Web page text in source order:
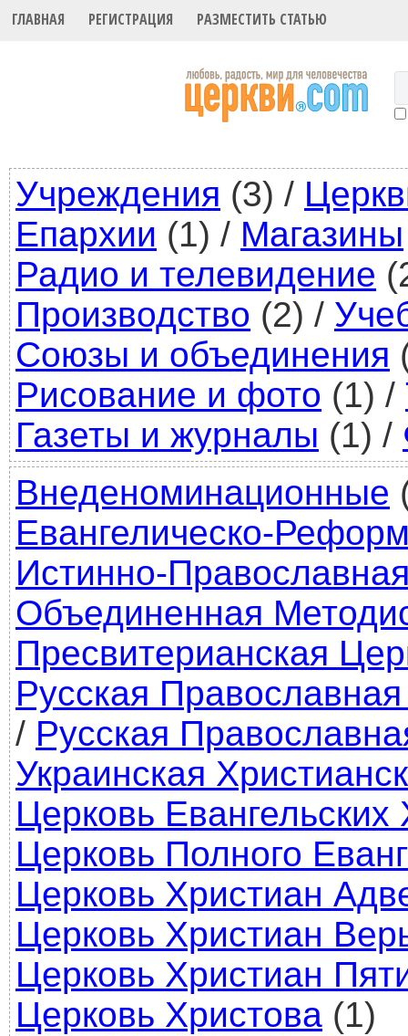
ГЛАВНАЯ РЕГИСТРАЦИЯ РАЗМЕСТИТЬ СТАТЬЮ
Учреждения (3) /
Епархии (1) / Магазины
Радио и телевидение
Производство (2) /
Союзы и объединения
Рисование и фото (1) /
Газеты и журналы (1) /
Внеденоминационные
Евангелическо-
Истинно-
Объединенная
Пресвитерианская
Русская
/ Русская
Украинская
Церковь
Церковь Полного
Церковь Христиан
Церковь Христиан
Церковь Христиан
Церковь Христова (1)